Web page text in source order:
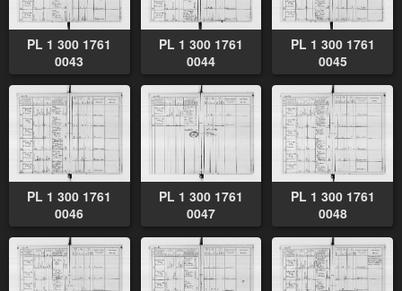
PL 1 300 1761
0043
PL 1 300 1761
0044
PL 1 300 1761
0045
PL 1 300 1761
0046
PL 1 300 1761
0047
PL 1 300 1761
0048